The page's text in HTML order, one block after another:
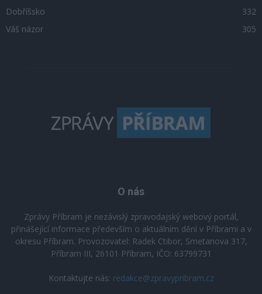
Dobříšsko
332
Váš názor
305
O nás
Zprávy Příbram je nezávislý zpravodajský webový portál,
přinášející informace především o aktuálním dění v Příbrami a v
okresu Příbram. Provozovatel: Radek Ctibor, Smetanova 317,
Příbram III, 26101 Příbram, IČO: 63799731
Kontaktujte nás: redakce@zpravypribram.cz